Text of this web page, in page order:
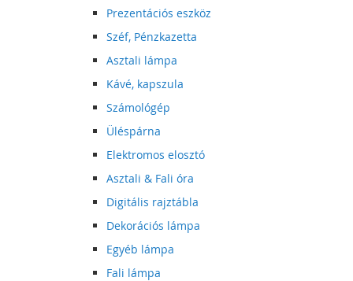
Prezentációs eszköz
Széf, Pénzkazetta
Asztali lámpa
Kávé, kapszula
Számológép
Üléspárna
Elektromos elosztó
Asztali & Fali óra
Digitális rajztábla
Dekorációs lámpa
Egyéb lámpa
Fali lámpa